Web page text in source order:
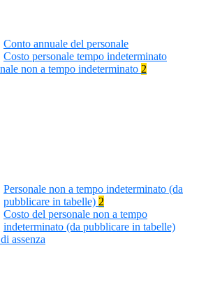
Conto annuale del personale
Costo personale tempo indeterminato
non a tempo indeterminato 2
Personale non a tempo indeterminato (da
pubblicare in tabelle) 2
Costo del personale non a tempo
indeterminato (da pubblicare in tabelle)
assenza